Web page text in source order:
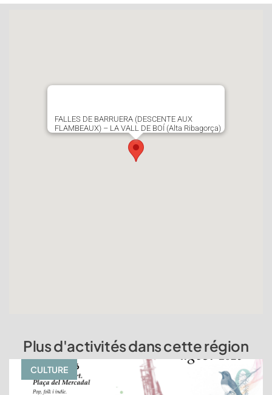
FALLES DE BARRUERA (DESCENTE AUX
FLAMBEAUX) – LA VALL DE BOÍ (Alta Ribagorça)
Plus d'activités dans cette région
CULTURE